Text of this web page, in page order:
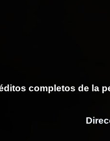
completos de la